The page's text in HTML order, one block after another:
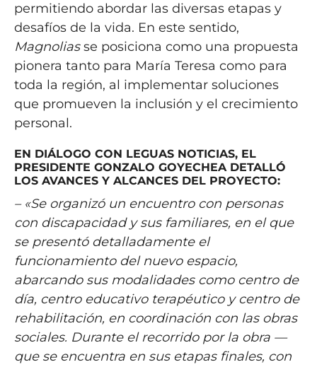
permitiendo abordar las diversas etapas y
desafíos de la vida. En este sentido,
Magnoliasse posiciona como una propuesta
pionera tanto para María Teresa como para
toda la región, al implementar soluciones
que promueven la inclusión y el crecimiento
personal.
EN DIÁLOGO CON LEGUAS NOTICIAS, EL
PRESIDENTE GONZALO GOYECHEA DETALLÓ
LOS AVANCES Y ALCANCES DEL PROYECTO:
– «Se organizó un encuentro con personas
con discapacidad y sus familiares, en el que
se presentó detalladamente el
funcionamiento del nuevo espacio,
abarcando sus modalidades como centro de
día, centro educativo terapéutico y centro de
rehabilitación, en coordinación con las obras
sociales. Durante el recorrido por la obra —
que se encuentra en sus etapas finales, con